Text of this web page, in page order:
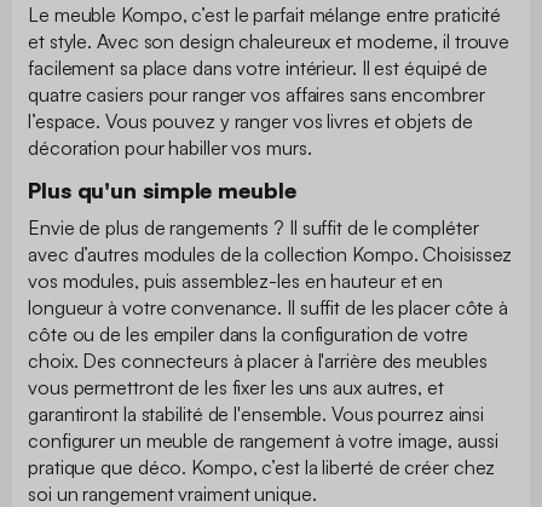
Le meuble Kompo, c’est le parfait mélange entre praticité
et style. Avec son design chaleureux et moderne, il trouve
facilement sa place dans votre intérieur. Il est équipé de
quatre casiers pour ranger vos affaires sans encombrer
l’espace. Vous pouvez y ranger vos livres et objets de
décoration pour habiller vos murs.
Plus qu'un simple meuble
Envie de plus de rangements ? Il suffit de le compléter
avec d’autres modules de la collection Kompo. Choisissez
vos modules, puis assemblez-les en hauteur et en
longueur à votre convenance. Il suffit de les placer côte à
côte ou de les empiler dans la configuration de votre
choix. Des connecteurs à placer à l'arrière des meubles
vous permettront de les fixer les uns aux autres, et
garantiront la stabilité de l'ensemble. Vous pourrez ainsi
configurer un meuble de rangement à votre image, aussi
pratique que déco. Kompo, c’est la liberté de créer chez
soi un rangement vraiment unique.